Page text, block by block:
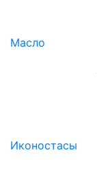
Масло
Иконостасы